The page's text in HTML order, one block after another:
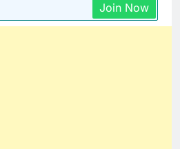
Join Now